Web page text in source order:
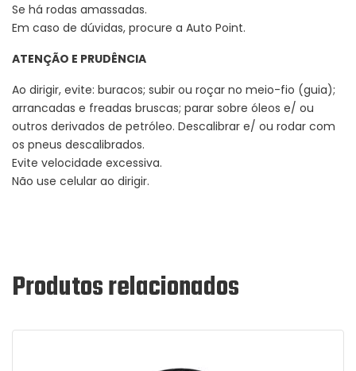
Se há rodas amassadas.
Em caso de dúvidas, procure a Auto Point.
ATENÇÃO E PRUDÊNCIA
Ao dirigir, evite: buracos; subir ou roçar no meio-fio (guia);
arrancadas e freadas bruscas; parar sobre óleos e/ ou
outros derivados de petróleo. Descalibrar e/ ou rodar com
os pneus descalibrados.
Evite velocidade excessiva.
Não use celular ao dirigir.
Produtos relacionados